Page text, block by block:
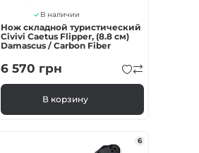
В наличии
Нож складной туристический
Civivi Caetus Flipper, (8.8 см)
Damascus / Carbon Fiber
6 570 грн
В корзину
6